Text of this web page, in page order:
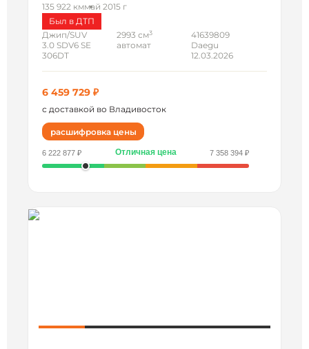
135 922 кммай 2015 г
Был в ДТП
Джип/SUV
3.0 SDV6 SE
306DT
2993 см3
автомат
41639809
Daegu
12.03.2026
6 459 729 ₽
с доставкой во Владивосток
расшифровка цены
6 222 877 ₽ Отличная цена 7 358 394 ₽